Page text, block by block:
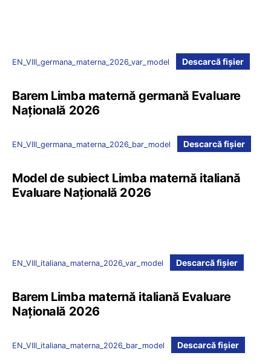
EN_VIII_germana_materna_2026_var_model Descarcă fișier
Barem Limba maternă germană Evaluare
Națională 2026
EN_VIII_germana_materna_2026_bar_model Descarcă fișier
Model de subiect Limba maternă italiană
Evaluare Națională 2026
EN_VIII_italiana_materna_2026_var_model Descarcă fișier
Barem Limba maternă italiană Evaluare
Națională 2026
EN_VIII_italiana_materna_2026_bar_model Descarcă fișier